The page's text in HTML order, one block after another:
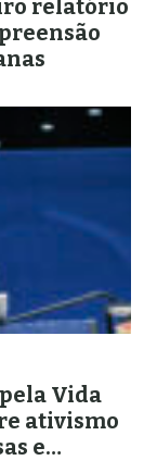
relatório
Vida
ativismo
e